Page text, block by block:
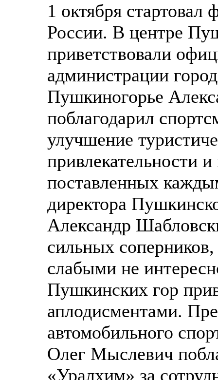
1 октября
России. В центре
приветствовали
администрации
Пушкиногорье
поблагодарил
улучшение
привлекательности
поставленных
директора
Александр
сильных соперников,
слабыми не
Пушкинских гор
аплодисментами.
автомобильного
Олег Мыслевич
«Уралхим» за